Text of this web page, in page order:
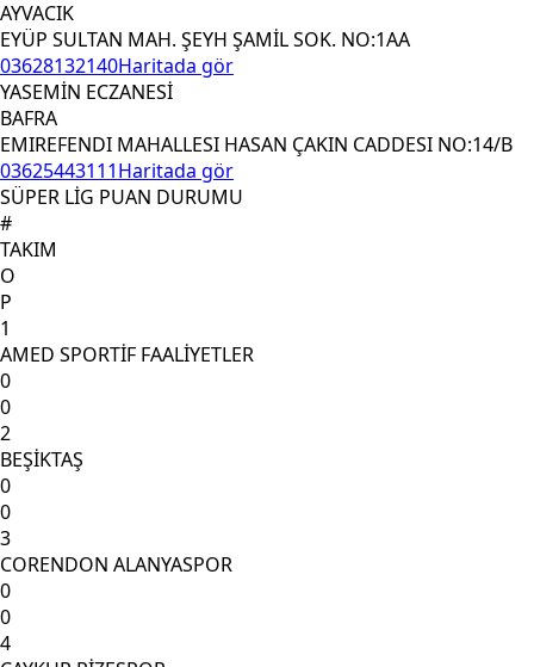
AYVACIK
EYÜP SULTAN MAH. ŞEYH ŞAMİL SOK. NO:1AA
03628132140Haritada gör
YASEMİN ECZANESİ
BAFRA
EMIREFENDI MAHALLESI HASAN ÇAKIN CADDESI NO:14/B
03625443111Haritada gör
SÜPER LİG PUAN DURUMU
#
TAKIM
O
P
1
AMED SPORTİF FAALİYETLER
0
0
2
BEŞİKTAŞ
0
0
3
CORENDON ALANYASPOR
0
0
4